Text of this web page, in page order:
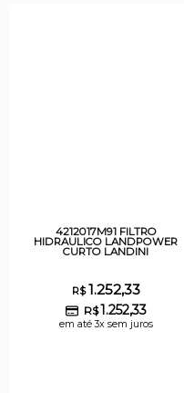
4212017M91 FILTRO
HIDRAULICO LANDPOWER
CURTO LANDINI
R$1.252,33
R$1.252,33
em até 3x sem juros